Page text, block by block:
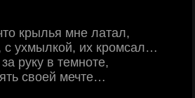
крылья мне латал,
с ухмылкой, их кромсал…
руку в темноте,
своей мечте…